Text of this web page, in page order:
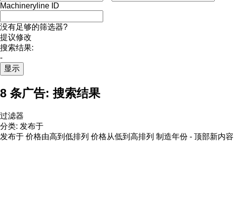
Machineryline ID
没有足够的筛选器?
提议修改
搜索结果:
-
显示
8 条广告:搜索结果
过滤器
分类: 发布于
发布于 价格由高到低排列 价格从低到高排列 制造年份 - 顶部新内容